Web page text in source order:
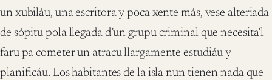
un xubiláu, una escritora y poca xente más, vese alteriada
de sópitu pola llegada d’un grupu criminal que necesita’l
faru pa cometer un atracu llargamente estudiáu y
planificáu. Los habitantes de la isla nun tienen nada que